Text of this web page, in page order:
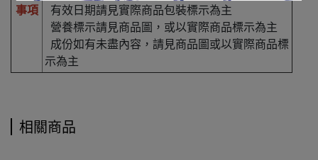
事項
有效日期請見實際商品包裝標示為主
營養標示請見商品圖，或以實際商品標示為主
成份如有未盡內容，請見商品圖或以實際商品標
示為主
相關商品